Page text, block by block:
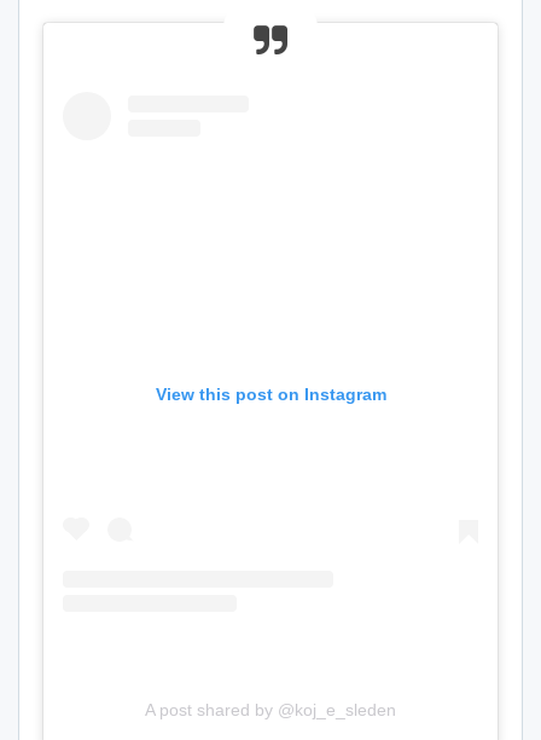
View this post on Instagram
A post shared by @koj_e_sleden